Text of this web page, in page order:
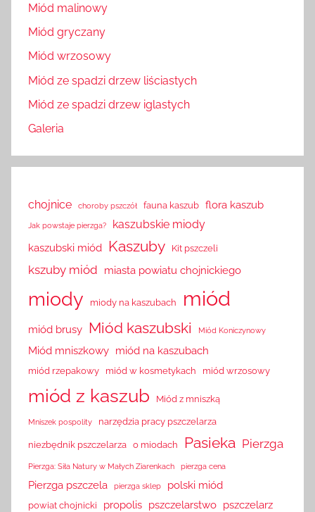
Miód malinowy
Miód gryczany
Miód wrzosowy
Miód ze spadzi drzew liściastych
Miód ze spadzi drzew iglastych
Galeria
chojnice choroby pszczół fauna kaszub flora kaszub
Jak powstaje pierzga? kaszubskie miody
kaszubski miód Kaszuby Kit pszczeli
kszuby miód miasta powiatu chojnickiego
miody miody na kaszubach miód
miód brusy Miód kaszubski Miód Koniczynowy
Miód mniszkowy miód na kaszubach
miód rzepakowy miód w kosmetykach miód wrzosowy
miód z kaszub Miód z mniszką
Mniszek pospolity narzędzia pracy pszczelarza
niezbędnik pszczelarza o miodach Pasieka Pierzga
Pierzga: Siła Natury w Małych Ziarenkach pierzga cena
Pierzga pszczela pierzga sklep polski miód
powiat chojnicki propolis pszczelarstwo pszczelarz